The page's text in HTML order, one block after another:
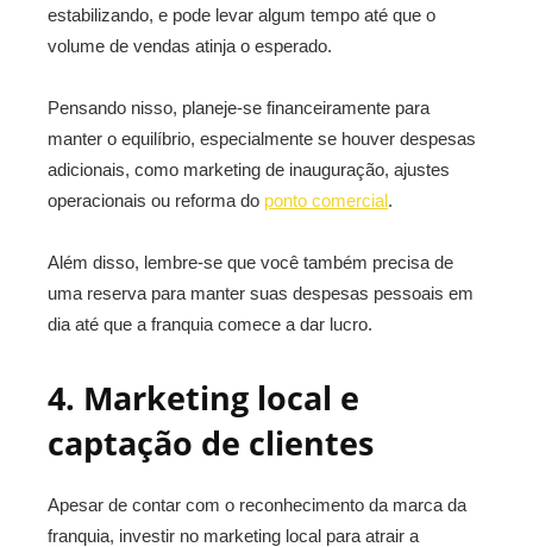
estabilizando, e pode levar algum tempo até que o
volume de vendas atinja o esperado.
Pensando nisso, planeje-se financeiramente para
manter o equilíbrio, especialmente se houver despesas
adicionais, como marketing de inauguração, ajustes
operacionais ou reforma do ponto comercial.
Além disso, lembre-se que você também precisa de
uma reserva para manter suas despesas pessoais em
dia até que a franquia comece a dar lucro.
4. Marketing local e
captação de clientes
Apesar de contar com o reconhecimento da marca da
franquia, investir no marketing local para atrair a